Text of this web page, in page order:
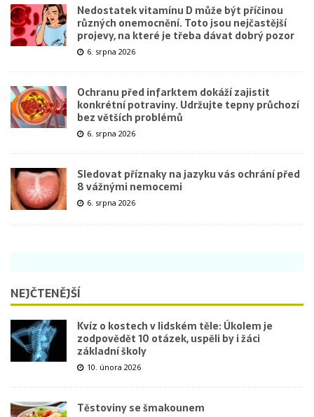
Nedostatek vitamínu D může být příčinou
různých onemocnění. Toto jsou nejčastější
projevy, na které je třeba dávat dobrý pozor
6. srpna 2026
Ochranu před infarktem dokáží zajistit
konkrétní potraviny. Udržujte tepny průchozí
bez větších problémů
6. srpna 2026
Sledovat příznaky na jazyku vás ochrání před
8 vážnými nemocemi
6. srpna 2026
NEJČTENĚJŠÍ
Kvíz o kostech v lidském těle: Úkolem je
zodpovědět 10 otázek, uspěli by i žáci
základní školy
10. února 2026
Těstoviny se šmakounem